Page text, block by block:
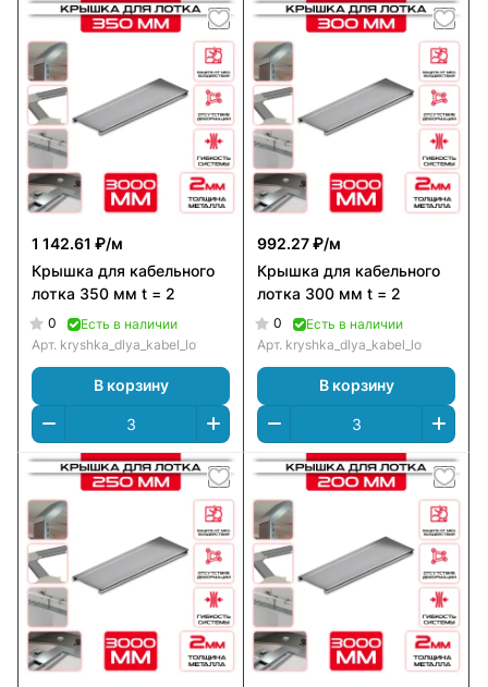
1 142.61 ₽/м
Крышка для кабельного
лотка 350 мм t = 2
0
Есть в наличии
Арт. kryshka_dlya_kabel_lotka_350_mm_t_=_2
В корзину
992.27 ₽/м
Крышка для кабельного
лотка 300 мм t = 2
0
Есть в наличии
Арт.
В корзину